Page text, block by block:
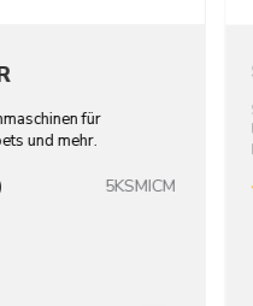
für
und mehr.
5KSMICM